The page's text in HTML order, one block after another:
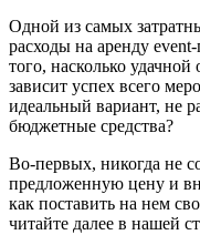
Одной из самых
расходы на аренду
того, насколько
зависит успех всего
идеальный вариант, не
бюджетные средства?
Во-первых, никогда не
предложенную цену и
как поставить на нем
читайте далее в нашей